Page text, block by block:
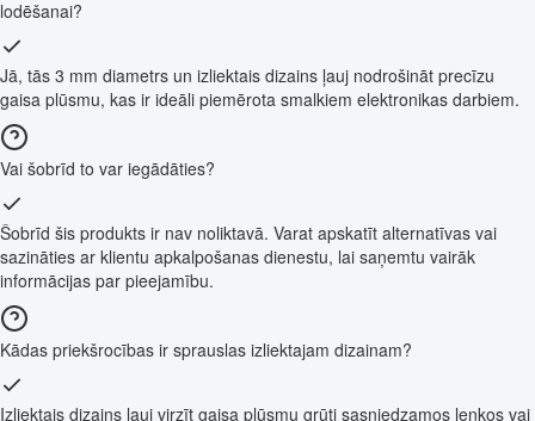
lodēšanai?
Jā, tās 3 mm diametrs un izliektais dizains ļauj nodrošināt precīzu
gaisa plūsmu, kas ir ideāli piemērota smalkiem elektronikas darbiem.
Vai šobrīd to var iegādāties?
Šobrīd šis produkts ir nav noliktavā. Varat apskatīt alternatīvas vai
sazināties ar klientu apkalpošanas dienestu, lai saņemtu vairāk
informācijas par pieejamību.
Kādas priekšrocības ir sprauslas izliektajam dizainam?
Izliektais dizains ļauj virzīt gaisa plūsmu grūti sasniedzamos leņķos vai